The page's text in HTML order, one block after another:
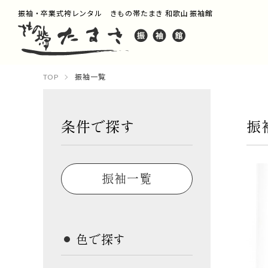
振袖・卒業式袴レンタル きもの帯たまき 和歌山 振袖館
TOP 振袖一覧
振
条件で探す
振袖一覧
色で探す